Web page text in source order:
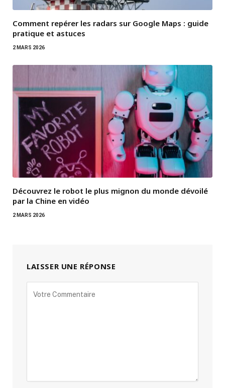
Comment repérer les radars sur Google Maps : guide
pratique et astuces
2 MARS 2026
Découvrez le robot le plus mignon du monde dévoilé
par la Chine en vidéo
2 MARS 2026
LAISSER UNE RÉPONSE